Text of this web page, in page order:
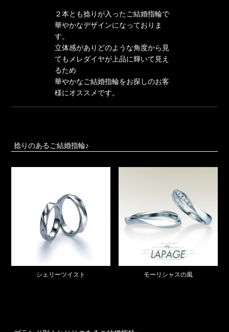
２本とも捻りが入ったご結婚指輪で
華やかなデザインになっておりま
す。
立体感がありどのような角度から見
てもメレダイヤが上品に輝いて見え
るため
華やかなご結婚指輪をお探しのお客
様にオススメです。
捻りのあるご結婚指輪♪
シェリーツイスト モーリシャスの風